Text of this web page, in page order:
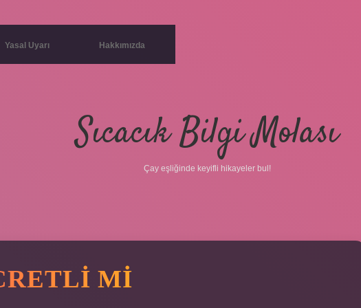
Yasal Uyarı Hakkımızda
Sıcacık Bilgi Molası
Çay eşliğinde keyifli hikayeler bul!
MI